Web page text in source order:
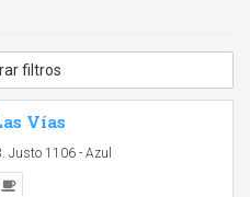
filtros
Vías
Justo 1106 - Azul